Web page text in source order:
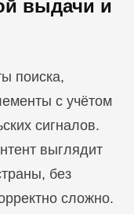
выдачи и
поиска,
с учётом
сигналов.
выглядит
без
сложно.